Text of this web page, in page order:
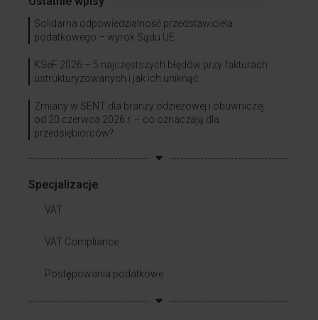
Solidarna odpowiedzialność przedstawiciela
podatkowego – wyrok Sądu UE
KSeF 2026 – 5 najczęstszych błędów przy fakturach
ustrukturyzowanych i jak ich uniknąć
Zmiany w SENT dla branży odzieżowej i obuwniczej
od 20 czerwca 2026 r. – co oznaczają dla
przedsiębiorców?
Specjalizacje
VAT
VAT Compliance
Postępowania podatkowe